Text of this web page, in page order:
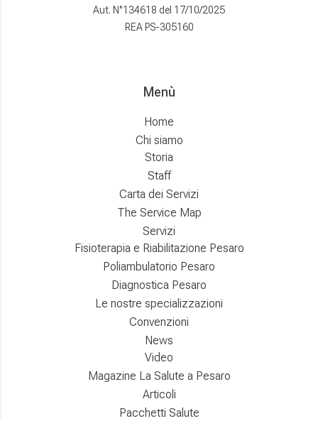
Aut. N°134618 del 17/10/2025
REA PS-305160
Menù
Home
Chi siamo
Storia
Staff
Carta dei Servizi
The Service Map
Servizi
Fisioterapia e Riabilitazione Pesaro
Poliambulatorio Pesaro
Diagnostica Pesaro
Le nostre specializzazioni
Convenzioni
News
Video
Magazine La Salute a Pesaro
Articoli
Pacchetti Salute